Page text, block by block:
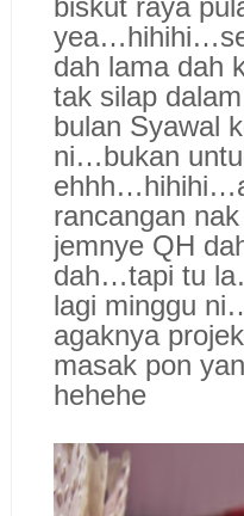
dah lama dah
tak silap
bulan Syawal
ni…bukan
rancangan
jemnye QH
dah…tapi tu
lagi minggu
agaknya
masak pon
hehehe